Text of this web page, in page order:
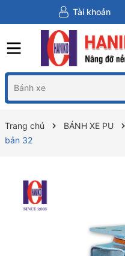
Tài khoản
Trang chủ BÁNH XE PU
bản 32